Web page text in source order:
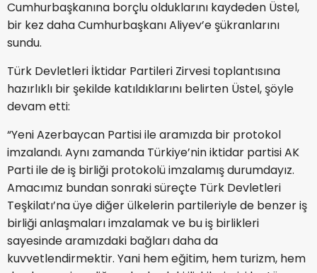
Cumhurbaşkanına borçlu olduklarını kaydeden Üstel,
bir kez daha Cumhurbaşkanı Aliyev’e şükranlarını
sundu.
Türk Devletleri İktidar Partileri Zirvesi toplantısına
hazırlıklı bir şekilde katıldıklarını belirten Üstel, şöyle
devam etti:
“Yeni Azerbaycan Partisi ile aramızda bir protokol
imzalandı. Aynı zamanda Türkiye’nin iktidar partisi AK
Parti ile de iş birliği protokolü imzalamış durumdayız.
Amacımız bundan sonraki süreçte Türk Devletleri
Teşkilatı’na üye diğer ülkelerin partileriyle de benzer iş
birliği anlaşmaları imzalamak ve bu iş birlikleri
sayesinde aramızdaki bağları daha da
kuvvetlendirmektir. Yani hem eğitim, hem turizm, hem